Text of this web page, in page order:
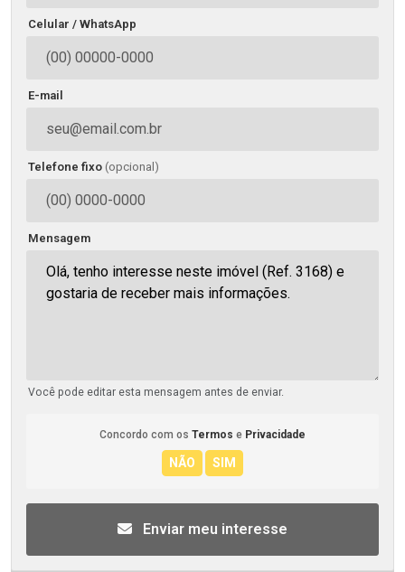
Celular / WhatsApp
E-mail
Telefone fixo (opcional)
Mensagem
Você pode editar esta mensagem antes de enviar.
Concordo com os Termos e Privacidade
Enviar meu interesse